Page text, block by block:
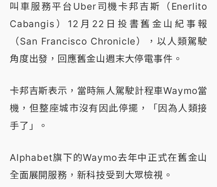
叫車服務平台Uber司機卡邦吉斯（Enerlito
Cabangis）12月22日投書舊金山紀事報
（San Francisco Chronicle），以人類駕駛
角度出發，回應舊金山週末大停電事件。
卡邦吉斯表示，當時無人駕駛計程車Waymo當
機，但整座城市沒有因此停擺，「因為人類接
手了」。
Alphabet旗下的Waymo去年中正式在舊金山
全面展開服務，新科技受到大眾檢視。